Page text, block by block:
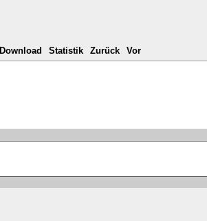
Download Statistik Zurück Vor